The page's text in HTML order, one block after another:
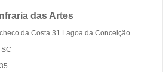
das Artes
da Costa 31 Lagoa da Conceição